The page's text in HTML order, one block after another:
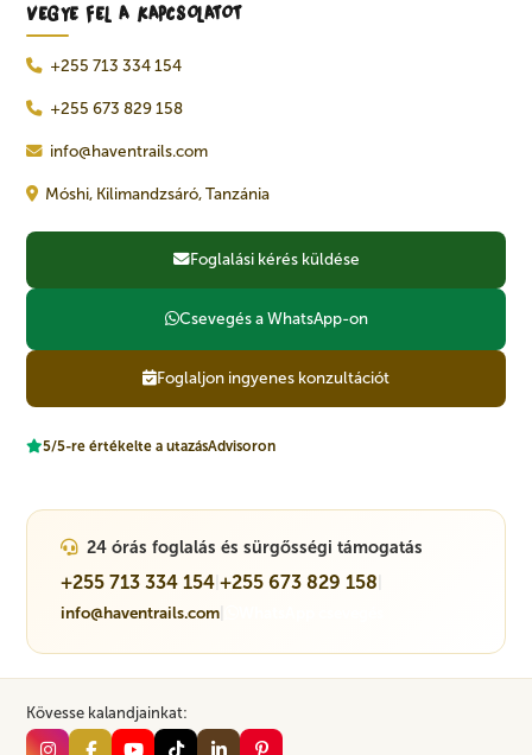
VEGYE FEL A KAPCSOLATOT
+255 713 334 154
+255 673 829 158
info@haventrails.com
Móshi, Kilimandzsáró, Tanzánia
Foglalási kérés küldése
Csevegés a WhatsApp-on
Foglaljon ingyenes konzultációt
5/5-re értékelte a utazásAdvisoron
24 órás foglalás és sürgősségi támogatás
+255 713 334 154 |+255 673 829 158
info@haventrails.com
Kövesse kalandjainkat: